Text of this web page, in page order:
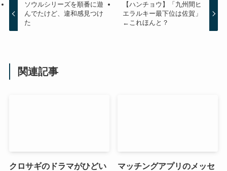
ソウルシリーズを順番に遊
んでたけど、違和感見つけ
た
【ハンチョウ】「九州間ヒ
エラルキー最下位は佐賀」
←これほんと？
関連記事
クロサギのドラマがひどい
マッチングアプリのメッセ